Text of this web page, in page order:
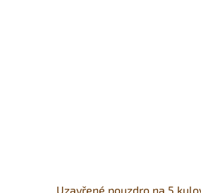
Uzavřené pouzdro na 5